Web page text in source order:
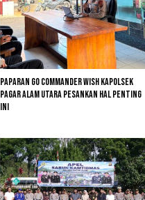
Paparan GO Commander Wish Kapolsek
Pagar Alam Utara Pesankan Hal Penting
Ini